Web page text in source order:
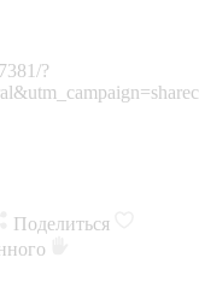
?
Поделиться